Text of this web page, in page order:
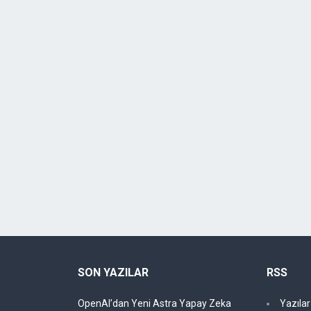
SON YAZILAR
OpenAI’dan Yeni Astra Yapay Zeka
RSS